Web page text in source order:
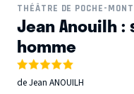
THÉÂTRE DE POCHE-
Jean Anouilh
homme
de Jean ANOUILH